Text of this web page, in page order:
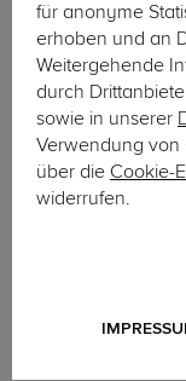
für anonyme
erhoben und an
Weitergehende
durch
sowie in unserer
Verwendung von
über die Cookie-
widerrufen.